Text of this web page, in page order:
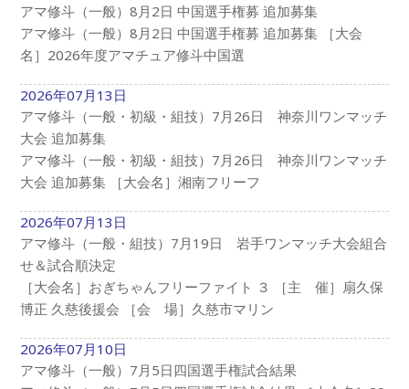
アマ修斗（一般）8月2日 中国選手権募 追加募集
アマ修斗（一般）8月2日 中国選手権募 追加募集 ［大会
名］2026年度アマチュア修斗中国選
2026年07月13日
アマ修斗（一般・初級・組技）7月26日 神奈川ワンマッチ
大会 追加募集
アマ修斗（一般・初級・組技）7月26日 神奈川ワンマッチ
大会 追加募集 ［大会名］湘南フリーフ
2026年07月13日
アマ修斗（一般・組技）7月19日 岩手ワンマッチ大会組合
せ＆試合順決定
［大会名］おぎちゃんフリーファイト ３ ［主 催］扇久保
博正 久慈後援会 ［会 場］久慈市マリン
2026年07月10日
アマ修斗（一般）7月5日四国選手権試合結果